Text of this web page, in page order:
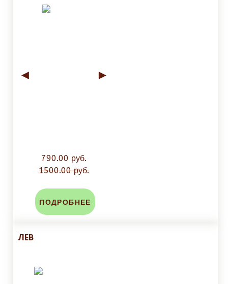
◄ ►
790.00 руб.
1500.00 руб.
ПОДРОБНЕЕ
ЛЕВ